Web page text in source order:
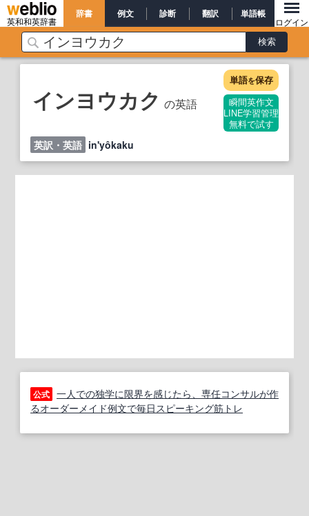
英和和英辞書
辞書 例文 診断 翻訳 単語帳
ログイン
インヨウカク の英語
単語を保存
瞬間英作文
LINE学習管理
無料で試す
英訳・英語 in'yôkaku
公式 一人での独学に限界を感じたら、専任コンサルが作
るオーダーメイド例文で毎日スピーキング筋トレ